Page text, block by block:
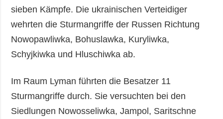
sieben Kämpfe. Die ukrainischen Verteidiger
wehrten die Sturmangriffe der Russen Richtung
Nowopawliwka, Bohuslawka, Kuryliwka,
Schyjkiwka und Hluschiwka ab.
Im Raum Lyman führten die Besatzer 11
Sturmangriffe durch. Sie versuchten bei den
Siedlungen Nowosseliwka, Jampol, Saritschne